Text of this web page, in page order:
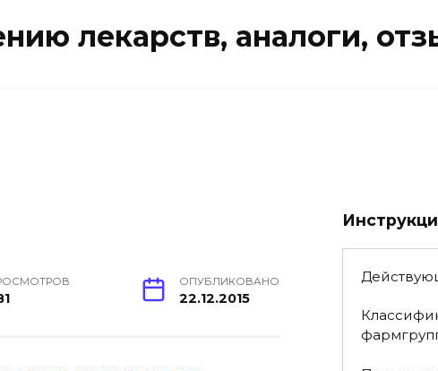
лекарств, аналоги,
ОПУБЛИКОВАНО
22.12.2015